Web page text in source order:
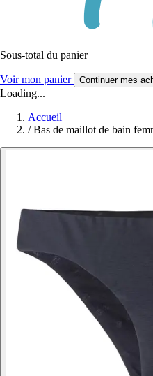
Sous-total du panier
Voir mon panier Continuer mes
Loading...
Accueil
/ Bas de maillot de bain